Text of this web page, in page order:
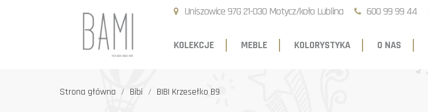
Uniszowice 97G 21-030 Motycz/koło Lublina 600 99 99 44
KOLEKCJE MEBLE KOLORYSTYKA O NAS
Strona główna Bibi BIBI Krzesełko B9